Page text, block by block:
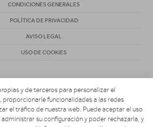
CONDICIONES GENERALES
POLÍTICA DE PRIVACIDAD
AVISO LEGAL
USO DE COOKIES
y de terceros para personalizar el
proporcionarle funcionalidades a las redes
el tráfico de nuestra web. Puede aceptar el uso
su configuración y poder rechazarla, y